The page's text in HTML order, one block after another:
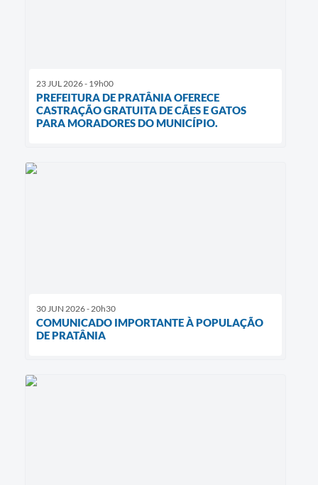
23 JUL 2026 - 19h00
PREFEITURA DE PRATÂNIA OFERECE
CASTRAÇÃO GRATUITA DE CÃES E GATOS
PARA MORADORES DO MUNICÍPIO.
30 JUN 2026 - 20h30
COMUNICADO IMPORTANTE À POPULAÇÃO
DE PRATÂNIA